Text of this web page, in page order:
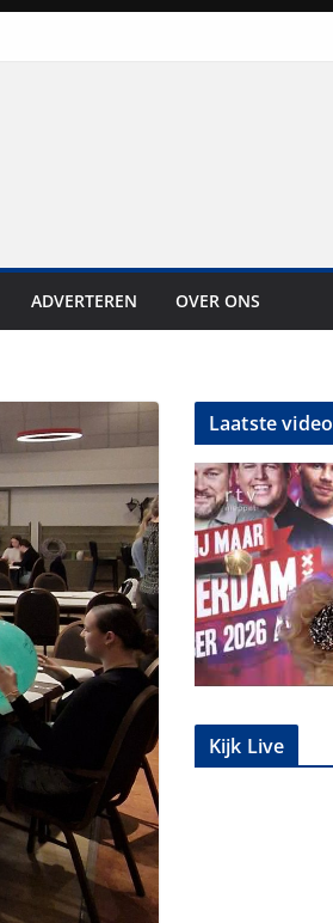
ADVERTEREN OVER ONS
Laatste video
Kijk Live